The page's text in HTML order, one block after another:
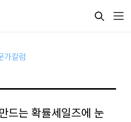
가칼럼
드는 확률세일즈에 눈